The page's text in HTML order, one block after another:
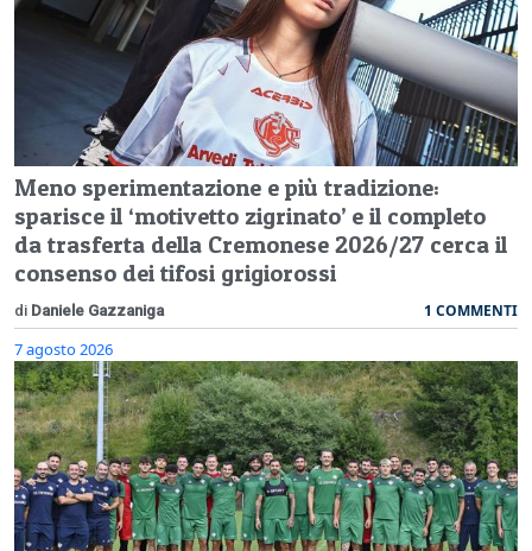
Meno sperimentazione e più tradizione:
sparisce il ‘motivetto zigrinato’ e il completo
da trasferta della Cremonese 2026/27 cerca il
consenso dei tifosi grigiorossi
di Daniele Gazzaniga 1 COMMENTI
7 agosto 2026